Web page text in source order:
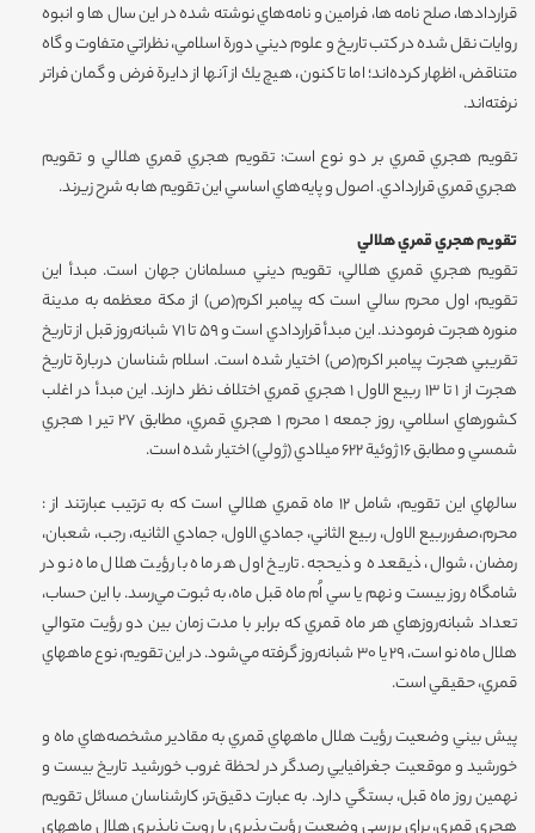
قراردادها، صلح نامه ها، فرامين و نامه‌هاي نوشته شده در اين سال ها و انبوه
روايات نقل شده در كتب تاريخ و علوم ديني دورة اسلامي، نظراتي متفاوت و گاه
متناقض، اظهار كرده‌اند؛ اما تا كنون‌، هيچ يك از آنها از دايرة فرض و گمان فراتر
نرفته‌اند.
تقويم هجري قمري بر دو نوع است: تقويم هجري قمري هلالي و تقويم
هجري قمري قراردادي. اصول و پايه‌هاي اساسي اين تقويم ها به شرح زيرند.
تقويم هجري قمري هلالي
تقويم هجري قمري هلالي، تقويم ديني مسلمانان جهان است. مبدأ اين
تقويم، اول محرم سالي است كه پيامبر اكرم(ص) از مكة معظمه به مدينة
منوره هجرت فرمودند. اين مبدأ قراردادي است و 59 تا 71 شبانه‌روز قبل از تاريخ
تقريبي هجرت پيامبر اكرم(ص) اختيار شده است. اسلام شناسان دربارة تاريخ
هجرت از 1 تا 13 ربيع الاول 1 هجري قمري اختلاف نظر دارند. اين مبدأ در اغلب
كشورهاي اسلامي‌، روز جمعه 1 محرم 1 هجري قمري‌، مطابق 27 تير 1 هجري
شمسي و مطابق 16 ژوئية 622 ميلادي (ژولي) اختيار شده است.
سالهاي اين تقويم، شامل 12 ماه قمري هلالي است كه به ‌ترتيب عبارتند از :
محرم،صفر،ربيع الاول، ربيع الثاني، جمادي الاول، جمادي الثانيه، رجب، شعبان،
رمضان، شوال، ذيقعده و ذيحجه. تاريخ اول هر ماه با رؤيت هلال ماه نو در
شامگاه روز بيست و نهم يا سي اُم ماه قبل ماه‌، به ثبوت مي‌رسد. با اين حساب‌،
تعداد شبانه‌روزهاي هر ماه قمري كه برابر با مدت زمان بين دو رؤيت متوالي
هلال ماه نو است، 29 يا 30 شبانه‌روز گرفته مي‌شود. در اين تقويم، نوع ماههاي
قمري، حقيقي است.
پيش بيني وضعيت رؤيت هلال ماههاي قمري به مقادير مشخصه‌هاي ماه و
خورشيد و موقعيت جغرافيايي رصدگر در لحظة غروب خورشيد تاريخ بيست و
نهمين روز ماه قبل، بستگي دارد. به عبارت دقيق‌تر، كارشناسان مسائل تقويم